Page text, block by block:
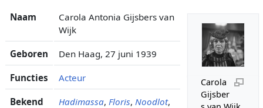
Carola
Gijsber
Naam
Carola Antonia Gijsbers van
Wijk
Geboren Den Haag, 27 juni 1939
Functies Acteur
Bekend
Hadimassa, Floris, Noodlot,